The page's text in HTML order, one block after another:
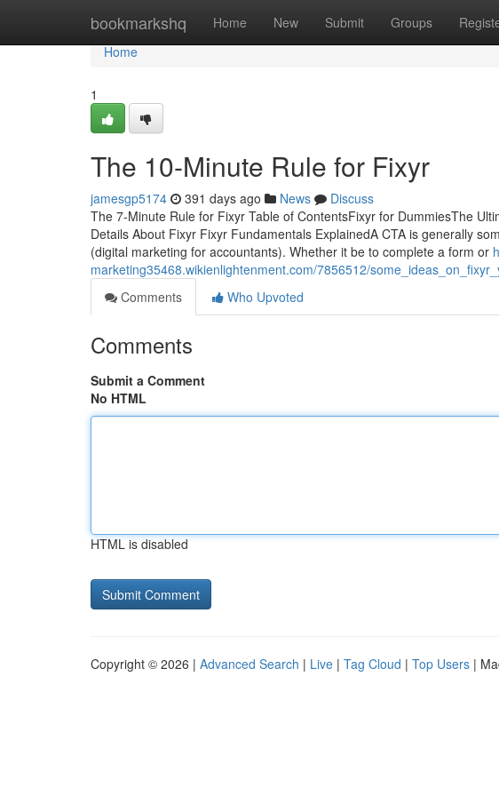
bookmarkshq Home New Submit Groups
Home
Home
1
The 10-Minute Rule for Fixyr
jamesgp5174 391 days ago News
Discuss
The 7-Minute Rule for Fixyr Table of ContentsFixyr for DummiesThe
Details About Fixyr Fixyr Fundamentals ExplainedA CTA is generally
(digital marketing for accountants). Whether it be to complete a form or
marketing35468.wikienlightenment.com/7856512/
Comments
Who Upvoted
Comments
Submit a Comment
No HTML
HTML is disabled
Copyright © 2026 | Advanced Search | Live | Tag Cloud | Top Users |